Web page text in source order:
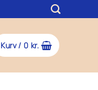
Kurv /0 kr.